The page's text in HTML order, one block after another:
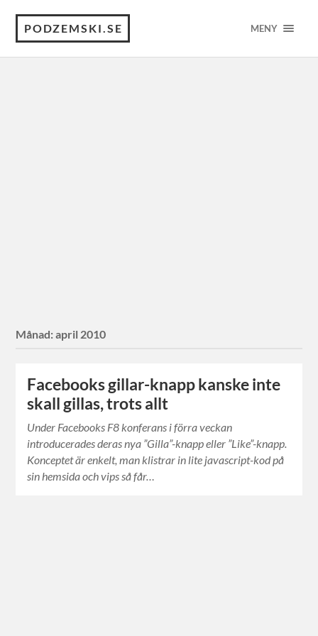
PODZEMSKI.SE MENY
Månad:april 2010
Facebooks gillar-knapp kanske inte
skall gillas, trots allt
Under Facebooks F8 konferans i förra veckan
introducerades deras nya ”Gilla”-knapp eller ”Like”-knapp.
Konceptet är enkelt, man klistrar in lite javascript-kod på
sin hemsida och vips så får…